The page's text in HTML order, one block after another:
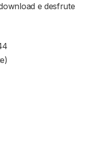
e desfrute